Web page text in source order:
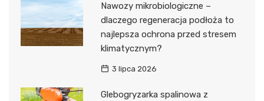
Nawozy mikrobiologiczne –
dlaczego regeneracja podłoża to
najlepsza ochrona przed stresem
klimatycznym?
3 lipca 2026
Glebogryzarka spalinowa z